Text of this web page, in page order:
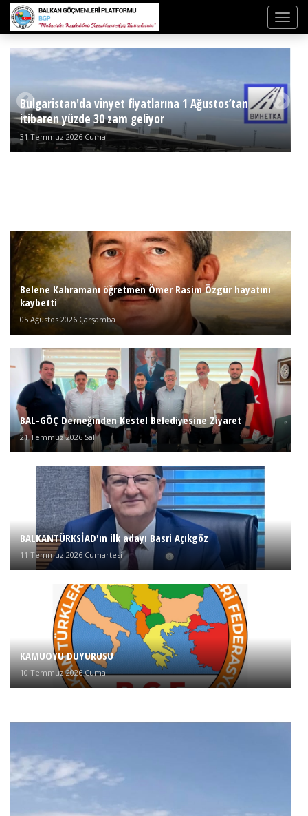
Bulgaristan'da vinyet fiyatlarına 1 Ağustos’tan
itibaren yüzde 30 zam geliyor
31 Temmuz 2026 Cuma
Belene Kahramanı öğretmen Ömer Rasim Özgür hayatını
kaybetti
05 Ağustos 2026 Çarşamba
BAL-GÖÇ Derneğinden Kestel Belediyesine Ziyaret
21 Temmuz 2026 Salı
BALKANTÜRKSİAD'ın ilk adayı Basri Açıkgöz
11 Temmuz 2026 Cumartesi
KAMUOYU DUYURUSU
10 Temmuz 2026 Cuma